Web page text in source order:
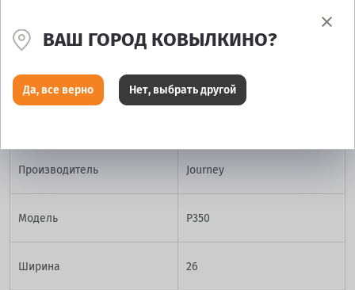
конструкция каркаса – дает возможность развивать
максимальную скорость на ровных участках трасс.
Производитель Journey
Модель P350
Ширина 26
ВАШ ГОРОД КОВЫЛКИНО?
Да, все верно Нет, выбрать другой